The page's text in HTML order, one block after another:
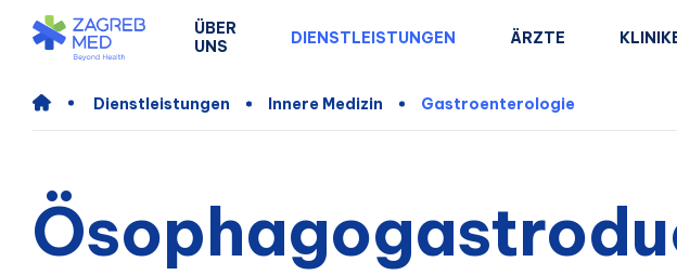
ÜBER
UNS
DIENSTLEISTUNGEN ÄRZTE
Dienstleistungen Innere Medizin Gastroenterologie